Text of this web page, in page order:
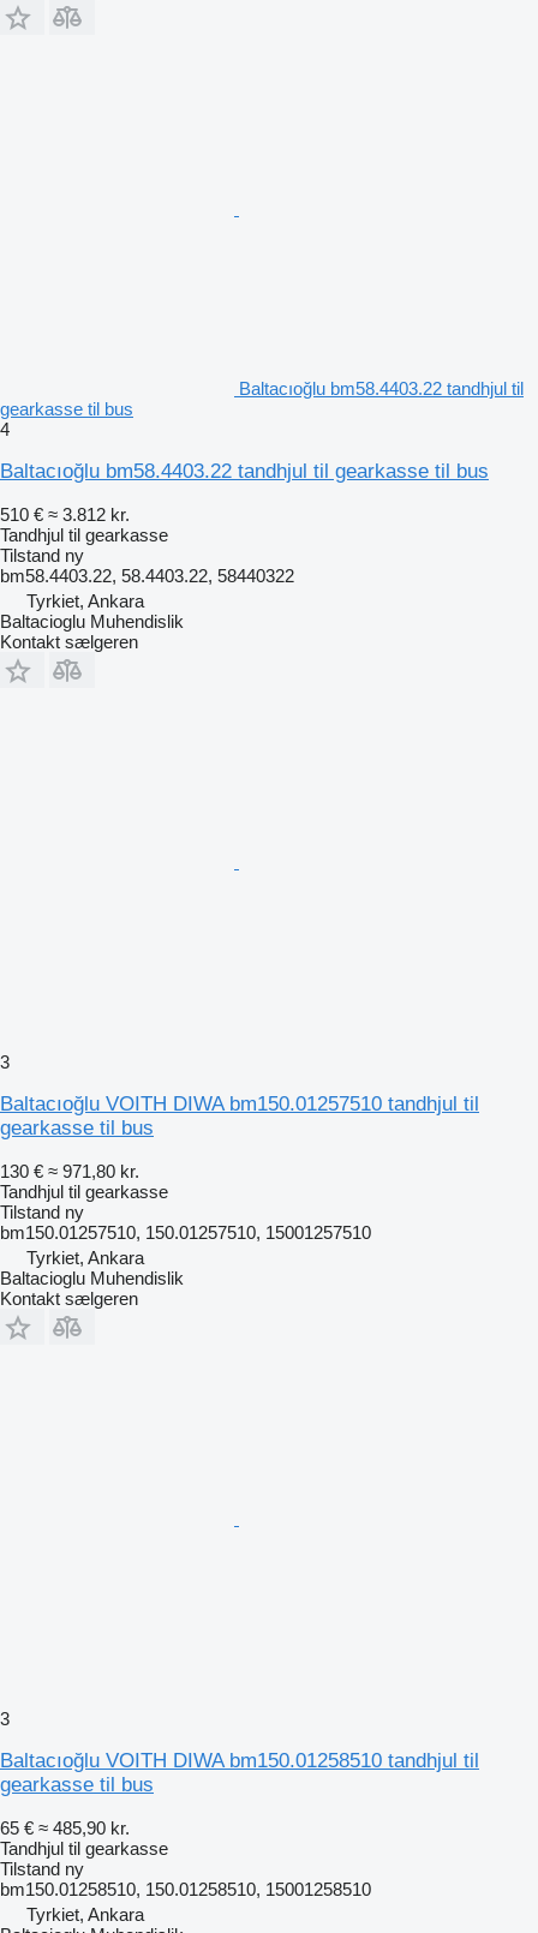
Baltacıoğlu bm58.4403.22 tandhjul til
gearkasse til bus
4
Baltacıoğlu bm58.4403.22 tandhjul til gearkasse til bus
510 € ≈ 3.812 kr.
Tandhjul til gearkasse
Tilstand ny
bm58.4403.22, 58.4403.22, 58440322
Tyrkiet, Ankara
Baltacioglu Muhendislik
Kontakt sælgeren
3
Baltacıoğlu VOITH DIWA bm150.01257510 tandhjul til
gearkasse til bus
130 € ≈ 971,80 kr.
Tandhjul til gearkasse
Tilstand ny
bm150.01257510, 150.01257510, 15001257510
Tyrkiet, Ankara
Baltacioglu Muhendislik
Kontakt sælgeren
3
Baltacıoğlu VOITH DIWA bm150.01258510 tandhjul til
gearkasse til bus
65 € ≈ 485,90 kr.
Tandhjul til gearkasse
Tilstand ny
bm150.01258510, 150.01258510, 15001258510
Tyrkiet, Ankara